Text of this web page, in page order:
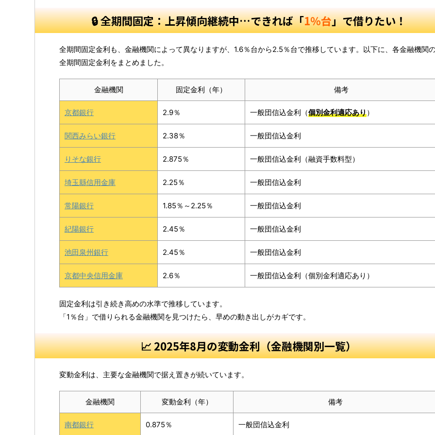
🔒 全期間固定：上昇傾向継続中…できれば「1％台」で借りたい！
全期間固定金利も、金融機関によって異なりますが、1.6％台から2.5％台で推移しています。以下に、各金融機関
全期間固定金利をまとめました。
金融機関 固定金利（年） 備考
京都銀行 2.9％ 一般団信込金利（個別金利適応あり）
関西みらい銀行 2.38％ 一般団信込金利
りそな銀行 2.875％ 一般団信込金利（融資手数料型）
埼玉縣信用金庫 2.25％ 一般団信込金利
常陽銀行 1.85％～2.25％ 一般団信込金利
紀陽銀行 2.45％ 一般団信込金利
池田泉州銀行 2.45％ 一般団信込金利
京都中央信用金庫 2.6％ 一般団信込金利（個別金利適応あり）
固定金利は引き続き高めの水準で推移しています。
「1％台」で借りられる金融機関を見つけたら、早めの動き出しがカギです。
📈 2025年8月の変動金利（金融機関別一覧）
変動金利は、主要な金融機関で据え置きが続いています。
金融機関 変動金利（年） 備考
南都銀行 0.875％ 一般団信込金利